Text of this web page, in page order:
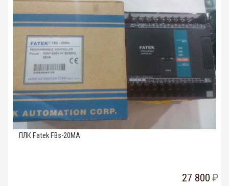
ПЛК Fatek FBs-20MA
27 800